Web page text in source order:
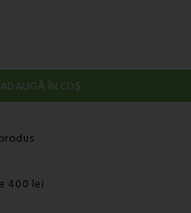
ADAUGĂ ÎN COȘ
400 lei